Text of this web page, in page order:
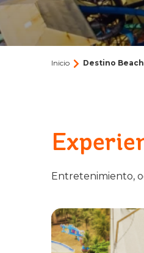
Inicio Destino
Entretenimiento,